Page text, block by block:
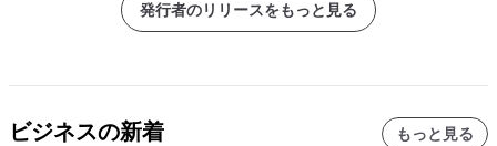
発行者のリリースをもっと見る
ビジネスの新着 もっと見る